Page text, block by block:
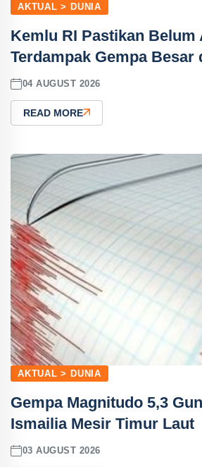
AKTUAL > DUNIA
Kemlu RI Pastikan Belum
Terdampak Gempa Besar
04 AUGUST 2026
READ MORE
AKTUAL > DUNIA
Gempa Magnitudo 5,3
Ismailia Mesir Timur Laut
03 AUGUST 2026